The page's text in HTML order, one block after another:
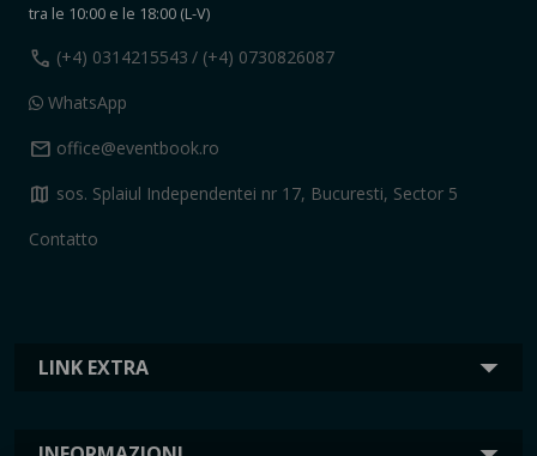
LINK EXTRA
tra le 10:00 e le 18:00 (L-V)
call (+4) 0314215543 / (+4) 0730826087
WhatsApp
mail office@eventbook.ro
map sos. Splaiul Independentei nr 17, Bucuresti, Sector 5
Contatto